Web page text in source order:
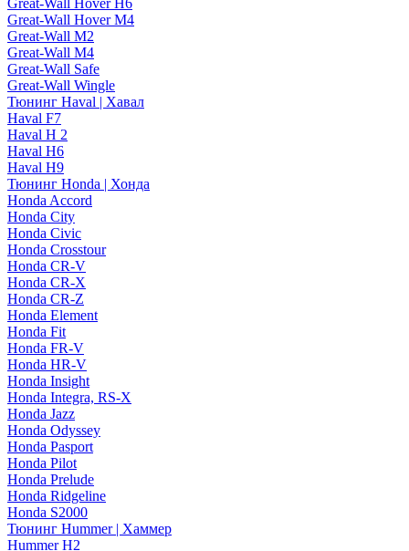
Great-Wall Hover H6
Great-Wall Hover M4
Great-Wall M2
Great-Wall M4
Great-Wall Safe
Great-Wall Wingle
Тюнинг Haval | Хавал
Haval F7
Haval H 2
Haval H6
Haval H9
Тюнинг Honda | Хонда
Honda Accord
Honda City
Honda Civic
Honda Crosstour
Honda CR-V
Honda CR-X
Honda CR-Z
Honda Element
Honda Fit
Honda FR-V
Honda HR-V
Honda Insight
Honda Integra, RS-X
Honda Jazz
Honda Odyssey
Honda Pasport
Honda Pilot
Honda Prelude
Honda Ridgeline
Honda S2000
Тюнинг Hummer | Хаммер
Hummer H2